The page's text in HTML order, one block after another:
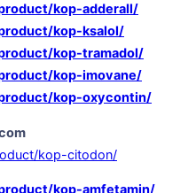
kop-adderall/
kop-ksalol/
kop-tramadol/
kop-imovane/
kop-oxycontin/
kop-citodon/